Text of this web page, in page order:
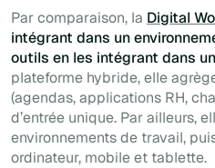
Par comparaison, la Digital
intégrant dans un
outils en les intégrant dans
plateforme hybride, elle
(agendas, applications RH,
d’entrée unique. Par ailleurs,
environnements de travail,
ordinateur, mobile et tablette.